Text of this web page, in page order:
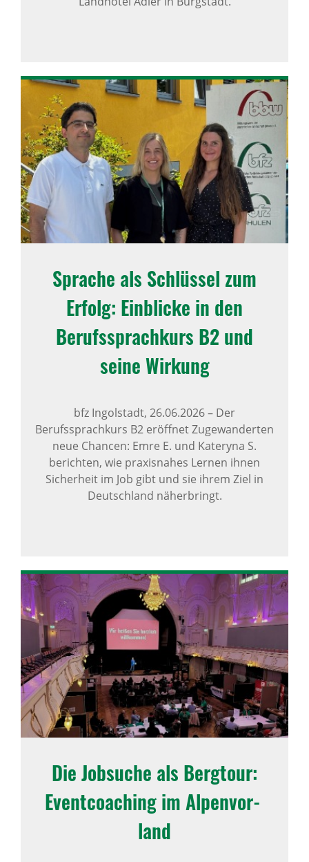
Sprache als Schlüssel zum
Erfolg: Einblicke in den
Berufs­sprach­kurs B2 und
seine Wirkung
bfz Ingolstadt, 26.06.2026– Der
Berufssprachkurs B2 eröffnet Zugewanderten
neue Chancen: Emre E. und Kateryna S.
berichten, wie praxisnahes Lernen ihnen
Sicherheit im Job gibt und sie ihrem Ziel in
Deutschland näherbringt.
Die Jobsuche als Berg­tour:
Event­coa­ching im Alpen­vor­
land